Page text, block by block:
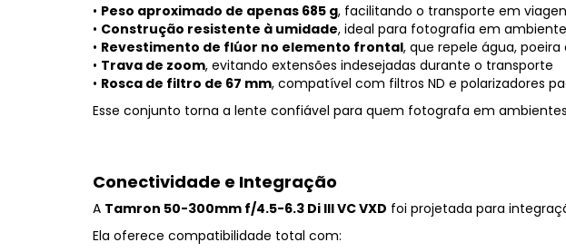
• Peso aproximado de apenas 685 g, facilitando o transporte em
• Construção resistente à umidade, ideal para fotografia em
• Revestimento de flúor no elemento frontal, que repele água,
• Trava de zoom, evitando extensões indesejadas durante o transporte
• Rosca de filtro de 67 mm, compatível com filtros ND e polarizadores
Esse conjunto torna a lente confiável para quem fotografa em
Conectividade e Integração
A Tamron 50-300mm f/4.5-6.3 Di III VC VXD foi projetada para
Ela oferece compatibilidade total com: